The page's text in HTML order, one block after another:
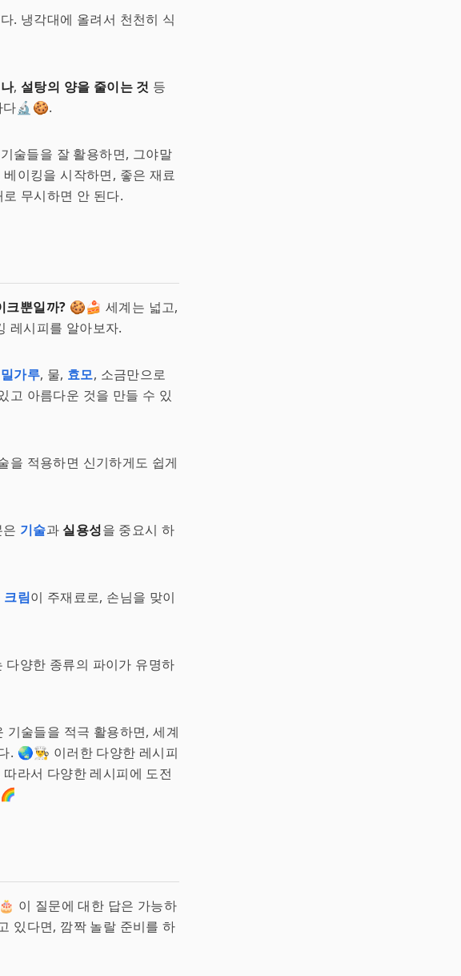
. 냉각대에 올려서 천천히 식
,설탕의 양을 줄이는 것 등
다🔬🍪.
술들을 잘 활용하면, 그야말
베이킹을 시작하면, 좋은 재료
무시하면 안 된다.
크뿐일까? 🍪🍰 세계는 넓고,
레시피를 알아보자.
밀가루, 물, 효모, 소금만으로
고 아름다운 것을 만들 수 있
을 적용하면 신기하게도 쉽게
기술과 실용성을 중요시 하
크림이 주재료로, 손님을 맞이
다양한 종류의 파이가 유명하
술들을 적극 활용하면, 세계
🌏👨‍🍳 이러한 다양한 레시피
라서 다양한 레시피에 도전
이 질문에 대한 답은 가능하
있다면, 깜짝 놀랄 준비를 하